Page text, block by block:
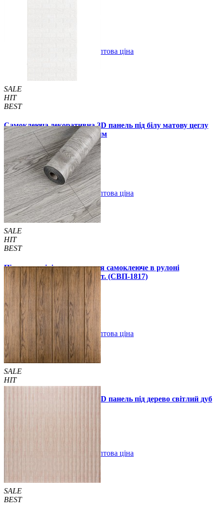
В закладки Оптова ціна
SALE
HIT
BEST
Самоклеюча декоративна 3D панель під білу матову цеглу
в рулоні 20 м 20000x700x3 мм
1850 грн./шт 2899 грн./шт
Купити В закладки Оптова ціна
SALE
HIT
BEST
Підлогове вінілове покриття самоклеюче в рулоні
3000х600х1,5мм, ціна за 1 шт. (СВП-1817)
990 грн. 1390 грн.
Купити В закладки Оптова ціна
SALE
HIT
Самоклеюча декоративна 3D панель під дерево світлий дуб
Оптова ціна
SALE
BEST